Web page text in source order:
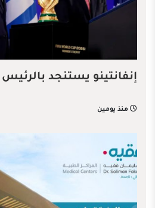
إنفانتينو يستنجد بالرئيس
منذ يومين